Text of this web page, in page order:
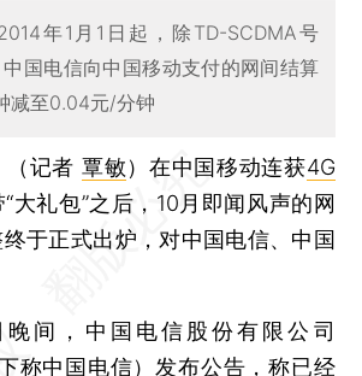
年1月1日起，除TD-SCDMA号
国电信向中国移动支付的网间结算
减至0.04元/分钟
（记者 覃敏） 在中国移动连获4G
大礼包”之后，10月即闻风声的网
于正式出炉，对中国电信、中国
，中国电信股份有限公司
下称中国电信）发布公告，称已经